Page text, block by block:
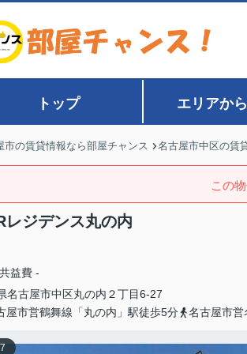
トップ エリアか
市の賃貸情報なら部屋チャンス 名古屋市中区の賃
この
レジデンス丸の内
益費 -
名古屋市中区丸の内 ２丁目6-27
屋市営鶴舞線「丸の内」駅徒歩5分
名古屋市
7